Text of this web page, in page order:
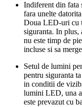
Indiferent din fata
fara unelte
Doua LED-uri cu
siguranta. In plus,
nu este timp de
incluse si sa
Setul de lumini
pentru siguranta
in conditii de
lumini LED, una
este prevazut cu